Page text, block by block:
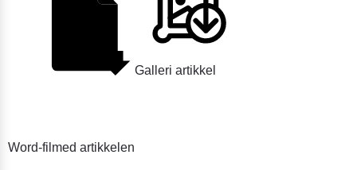
Word-filmed artikkelen
Galleri artikkel